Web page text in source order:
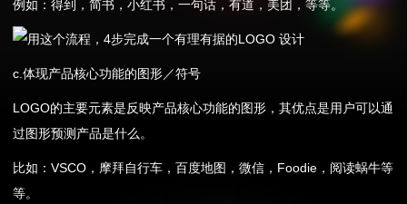
例如：得到，简书，小红书，一句话，有道，美团，等等。
c.体现产品核心功能的图形／符号
LOGO的主要元素是反映产品核心功能的图形，其优点是用户可以通
过图形预测产品是什么。
比如：VSCO，摩拜自行车，百度地图，微信，Foodie，阅读蜗牛等
等。